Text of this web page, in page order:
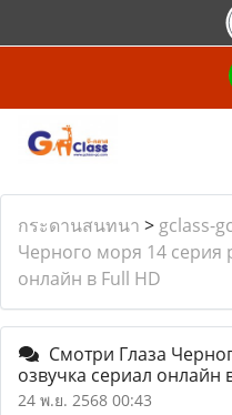
กระดานสนทนา > gclass-
Черного моря 14 серия
онлайн в Full HD
Смотри Глаза
озвучка сериал онлайн
24 พ.ย. 2568 00:43